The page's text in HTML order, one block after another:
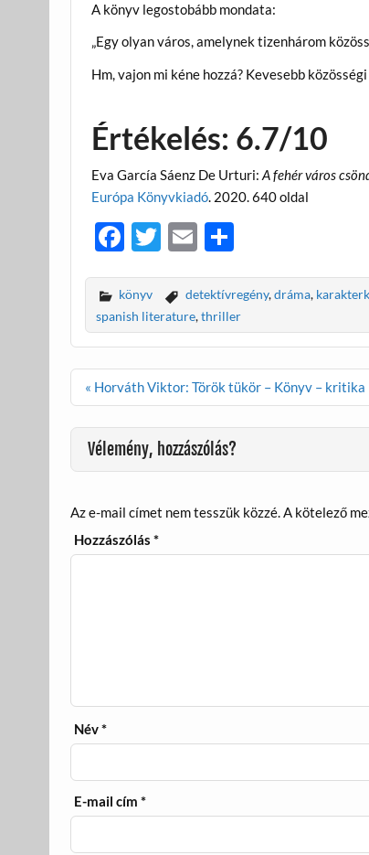
A könyv legostobább mondata:
„Egy olyan város, amelynek tizenhárom
Hm, vajon mi kéne hozzá? Kevesebb
Értékelés: 6.7/10
Eva García Sáenz De Urturi:A fehér város
Európa Könyvkiadó. 2020. 640 oldal
F
e
b
o
o
k
T
itt
er
E
ail za
m
e
g
könyv detektívregény,dráma,
spanish literature,thriller
Bejegyzés
« Horváth Viktor: Török tükör – Könyv – kritika
Vélemény, hozzászólás?
Az e-mail címet nem tesszük közzé.A kötelező
Hozzászólás*
Név*
E-mail cím*